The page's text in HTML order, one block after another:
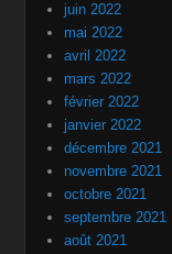
juin 2022
mai 2022
avril 2022
mars 2022
février 2022
janvier 2022
décembre 2021
novembre 2021
octobre 2021
septembre 2021
août 2021